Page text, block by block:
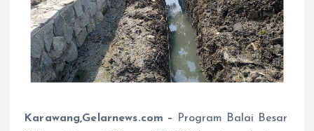
Karawang,Gelarnews.com –
Program Balai Besar